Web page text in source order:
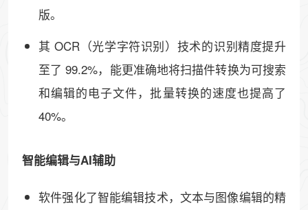
版。
其 ​​OCR（光学字符识别）技术​​的识别精度提升
至了 ​​99.2%​​，能更准确地将扫描件转换为可搜索
和编辑的电子文件，批量转换的速度也提高了
40%。
​​智能编辑与AI辅助
软件​​强化了智能编辑技术​​，文本与图像编辑的精